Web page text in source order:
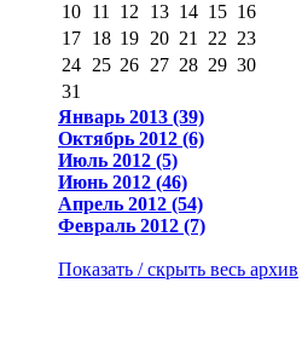
10 11 12 13 14 15 16
17 18 19 20 21 22 23
24 25 26 27 28 29 30
31
Январь 2013 (39)
Октябрь 2012 (6)
Июль 2012 (5)
Июнь 2012 (46)
Апрель 2012 (54)
Февраль 2012 (7)
Показать / скрыть весь архив